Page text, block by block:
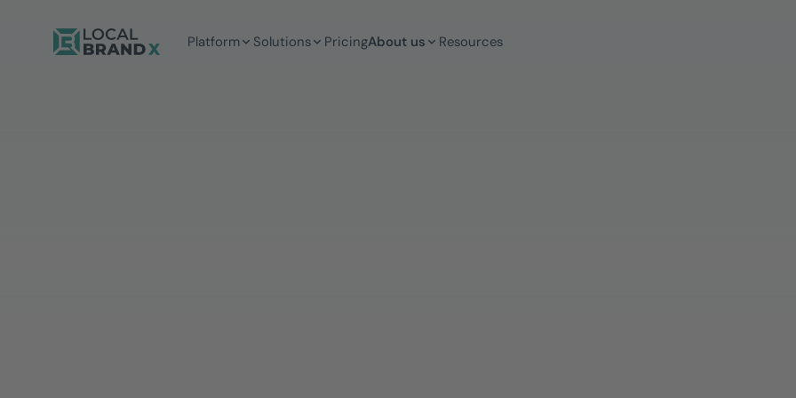
Platform Solutions PricingAbout us Resources